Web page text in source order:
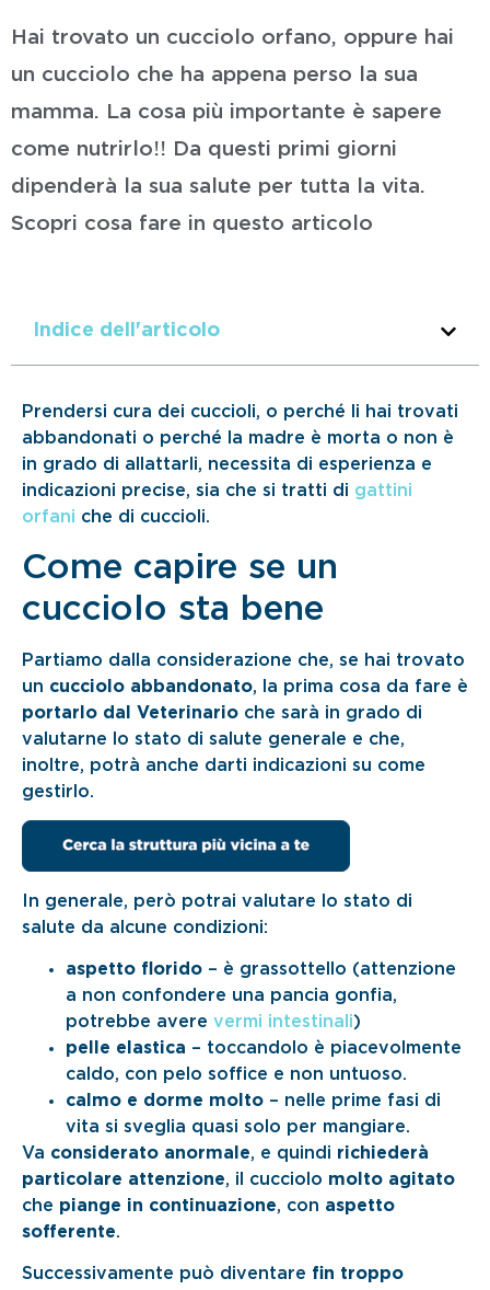
Hai trovato un cucciolo orfano, oppure hai
un cucciolo che ha appena perso la sua
mamma. La cosa più importante è sapere
come nutrirlo!! Da questi primi giorni
dipenderà la sua salute per tutta la vita.
Scopri cosa fare in questo articolo
Indice dell'articolo
Prendersi cura dei cuccioli, o perché li hai trovati
abbandonati o perché la madre è morta o non è
in grado di allattarli, necessita di esperienza e
indicazioni precise, sia che si tratti di gattini
orfani che di cuccioli.
Come capire se un
cucciolo sta bene
Partiamo dalla considerazione che, se hai trovato
un cucciolo abbandonato, la prima cosa da fare è
portarlo dal Veterinario che sarà in grado di
valutarne lo stato di salute generale e che,
inoltre, potrà anche darti indicazioni su come
gestirlo.
In generale, però potrai valutare lo stato di
salute da alcune condizioni:
aspetto florido – è grassottello (attenzione
a non confondere una pancia gonfia,
potrebbe avere vermi intestinali)
pelle elastica – toccandolo è piacevolmente
caldo, con pelo soffice e non untuoso.
calmo e dorme molto – nelle prime fasi di
vita si sveglia quasi solo per mangiare.
Va considerato anormale, e quindi richiederà
particolare attenzione, il cucciolo molto agitato
che piange in continuazione, con aspetto
sofferente.
Successivamente può diventare fin troppo